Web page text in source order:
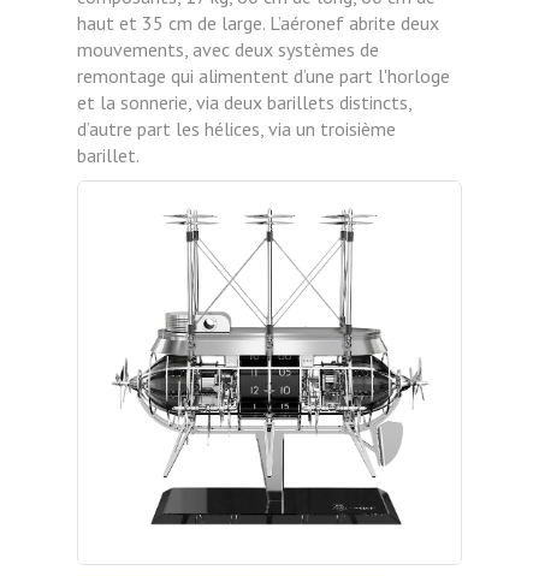
haut et 35 cm de large. L’aéronef abrite deux
mouvements, avec deux systèmes de
remontage qui alimentent d’une part l'horloge
et la sonnerie, via deux barillets distincts,
d’autre part les hélices, via un troisième
barillet.